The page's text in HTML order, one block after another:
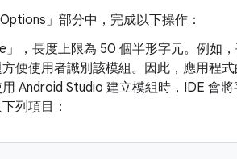
」 部分中，完成以下操作：
，長度上限為 50 個半形字元。例如
便使用者識別該模組。因此，應用程
用 Android Studio 建立模組時，IDE 會
列項目：